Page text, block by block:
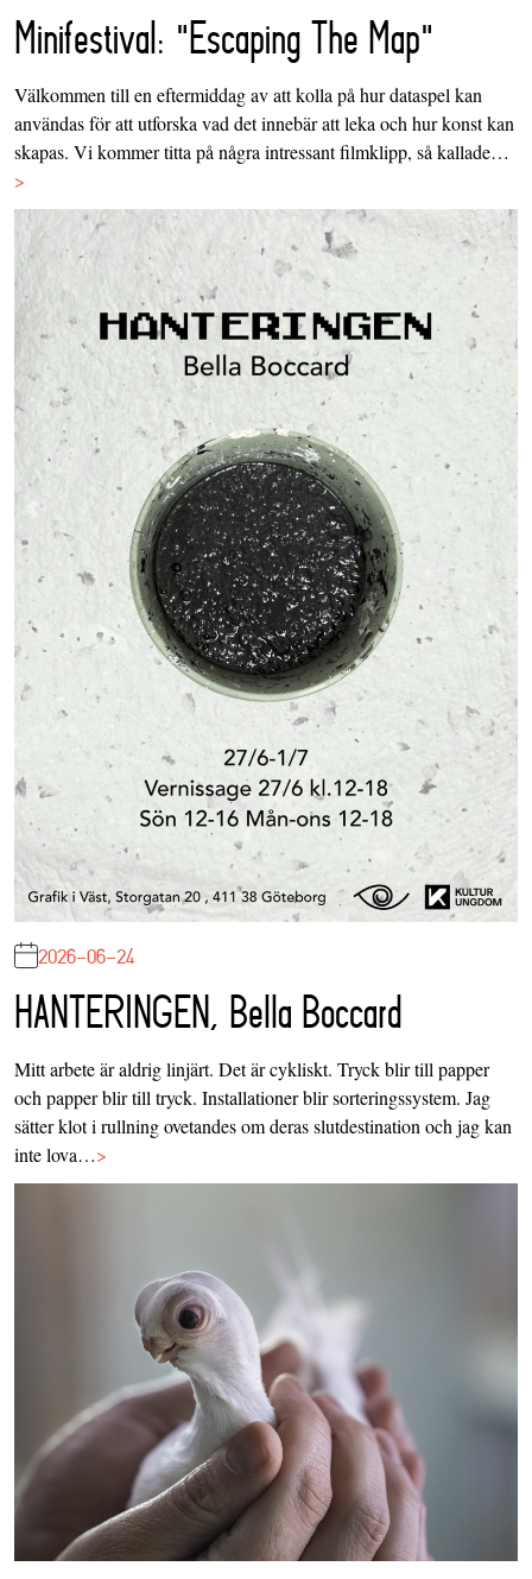
Minifestival: "Escaping The Map"
Välkommen till en eftermiddag av att kolla på hur dataspel kan
användas för att utforska vad det innebär att leka och hur konst kan
skapas. Vi kommer titta på några intressant filmklipp, så kallade…
>
2026-06-24
HANTERINGEN, Bella Boccard
Mitt arbete är aldrig linjärt. Det är cykliskt. Tryck blir till papper
och papper blir till tryck. Installationer blir sorteringssystem. Jag
sätter klot i rullning ovetandes om deras slutdestination och jag kan
inte lova…>